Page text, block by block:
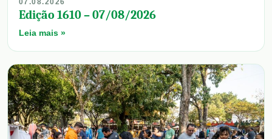
07.08.2026
Edição 1610 – 07/08/2026
Leia mais »